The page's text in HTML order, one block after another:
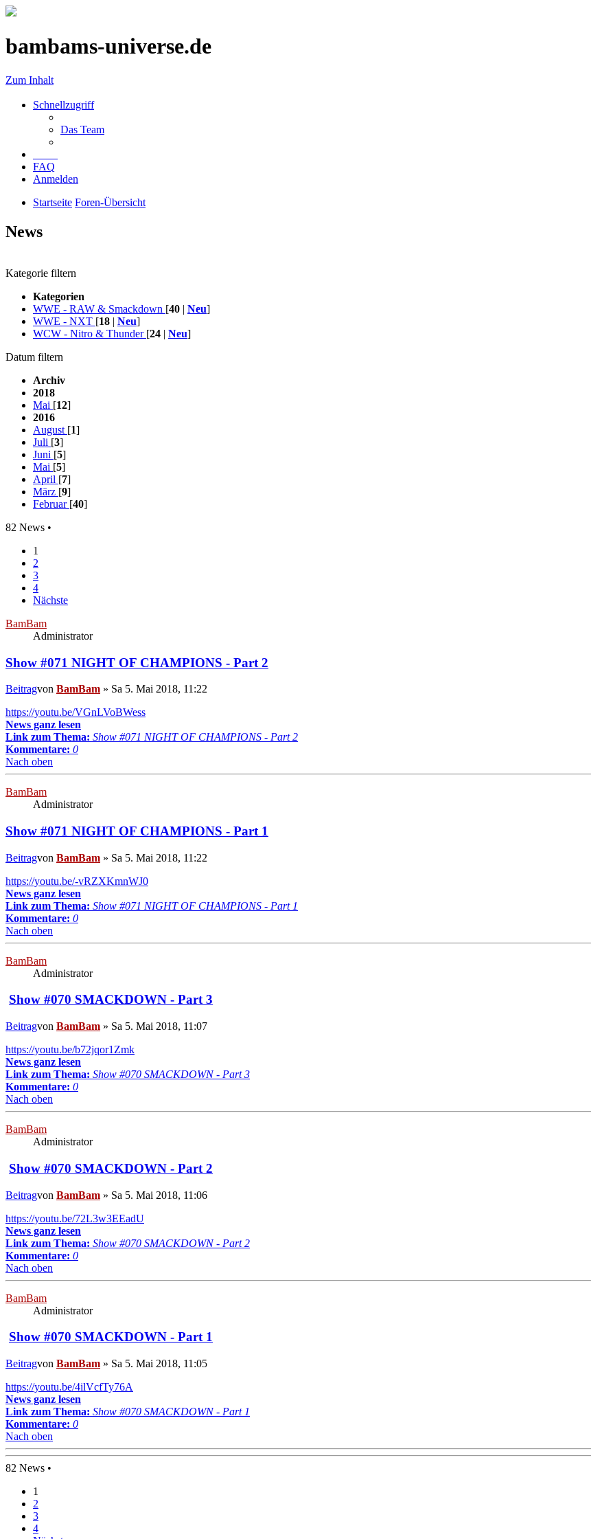
bambams-universe.de
Zum Inhalt
Schnellzugriff
Das Team
FAQ
Anmelden
Startseite Foren-Übersicht
News
Kategorie filtern
Kategorien
WWE - RAW & Smackdown [40 | Neu]
WWE - NXT [18 | Neu]
WCW - Nitro & Thunder [24 | Neu]
Datum filtern
Archiv
2018
Mai [12]
2016
August [1]
Juli [3]
Juni [5]
Mai [5]
April [7]
März [9]
Februar [40]
82 News •
1
2
3
4
Nächste
BamBam
Administrator
Show #071 NIGHT OF CHAMPIONS - Part 2
Beitragvon BamBam » Sa 5. Mai 2018, 11:22
https://youtu.be/VGnLVoBWess
News ganz lesen
Link zum Thema: Show #071 NIGHT OF CHAMPIONS - Part 2
Kommentare: 0
Nach oben
BamBam
Administrator
Show #071 NIGHT OF CHAMPIONS - Part 1
Beitragvon BamBam » Sa 5. Mai 2018, 11:22
https://youtu.be/-vRZXKmnWJ0
News ganz lesen
Link zum Thema: Show #071 NIGHT OF CHAMPIONS - Part 1
Kommentare: 0
Nach oben
BamBam
Administrator
Show #070 SMACKDOWN - Part 3
Beitragvon BamBam » Sa 5. Mai 2018, 11:07
https://youtu.be/b72jqor1Zmk
News ganz lesen
Link zum Thema: Show #070 SMACKDOWN - Part 3
Kommentare: 0
Nach oben
BamBam
Administrator
Show #070 SMACKDOWN - Part 2
Beitragvon BamBam » Sa 5. Mai 2018, 11:06
https://youtu.be/72L3w3EEadU
News ganz lesen
Link zum Thema: Show #070 SMACKDOWN - Part 2
Kommentare: 0
Nach oben
BamBam
Administrator
Show #070 SMACKDOWN - Part 1
Beitragvon BamBam » Sa 5. Mai 2018, 11:05
https://youtu.be/4ilVcfTy76A
News ganz lesen
Link zum Thema: Show #070 SMACKDOWN - Part 1
Kommentare: 0
Nach oben
82 News •
1
2
3
4